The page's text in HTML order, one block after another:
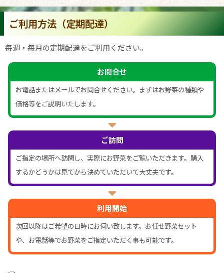
ご利用方法（定期配達）
毎週・毎月の定期配達をご利用ください。
お問合せ
お電話またはメールでお問合せください。まずはお野菜の種類や
価格等をご説明いたします。
ご訪問
ご指定の場所へ訪問し、実際にお野菜をご覧いただきます。購入
するかどうかは見てから決めていただいて大丈夫です。
利用開始
次回以降はご希望の日時にお伺い致します。お任せ野菜セット
や、お電話等でお野菜をご指定いただく事も可能です。